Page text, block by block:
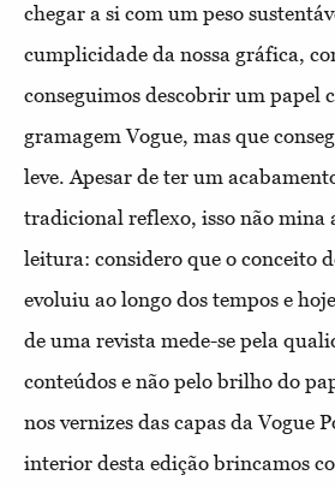
chegar a si com um peso
cumplicidade da nossa gráfica,
conseguimos descobrir um papel
gramagem Vogue, mas que
leve. Apesar de ter um
tradicional reflexo, isso não mina
leitura: considero que o conceito
evoluiu ao longo dos tempos e
de uma revista mede-se pela
conteúdos e não pelo brilho do
nos vernizes das capas da Vogue
interior desta edição brincamos